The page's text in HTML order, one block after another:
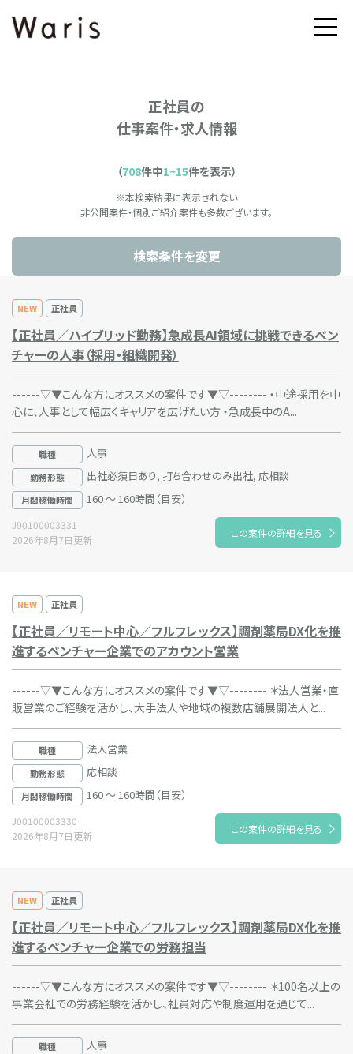
正社員の
仕事案件・求人情報
（708件中1~15件を表示）
※本検索結果に表示されない
非公開案件・個別ご紹介案件も多数ございます。
検索条件を変更
NEW 正社員
【正社員／ハイブリッド勤務】急成長AI領域に挑戦できるベン
チャーの人事（採用・組織開発）
------▽▼こんな方にオススメの案件です▼▽-------- ・中途採用を中
心に、人事として幅広くキャリアを広げたい方 ・急成長中のA...
職種 人事
勤務形態 出社必須日あり, 打ち合わせのみ出社, 応相談
月間稼働時間 160 ～ 160時間（目安）
J00100003331
2026年8月7日更新
この案件の詳細を見る
NEW 正社員
【正社員／リモート中心／フルフレックス】調剤薬局DX化を推
進するベンチャー企業でのアカウント営業
------▽▼こんな方にオススメの案件です▼▽-------- ＊法人営業・直
販営業のご経験を活かし、大手法人や地域の複数店舗展開法人と...
職種 法人営業
勤務形態 応相談
月間稼働時間 160 ～ 160時間（目安）
J00100003330
2026年8月7日更新
この案件の詳細を見る
NEW 正社員
【正社員／リモート中心／フルフレックス】調剤薬局DX化を推
進するベンチャー企業での労務担当
------▽▼こんな方にオススメの案件です▼▽-------- ＊100名以上の
事業会社での労務経験を活かし、社員対応や制度運用を通じて...
職種 人事